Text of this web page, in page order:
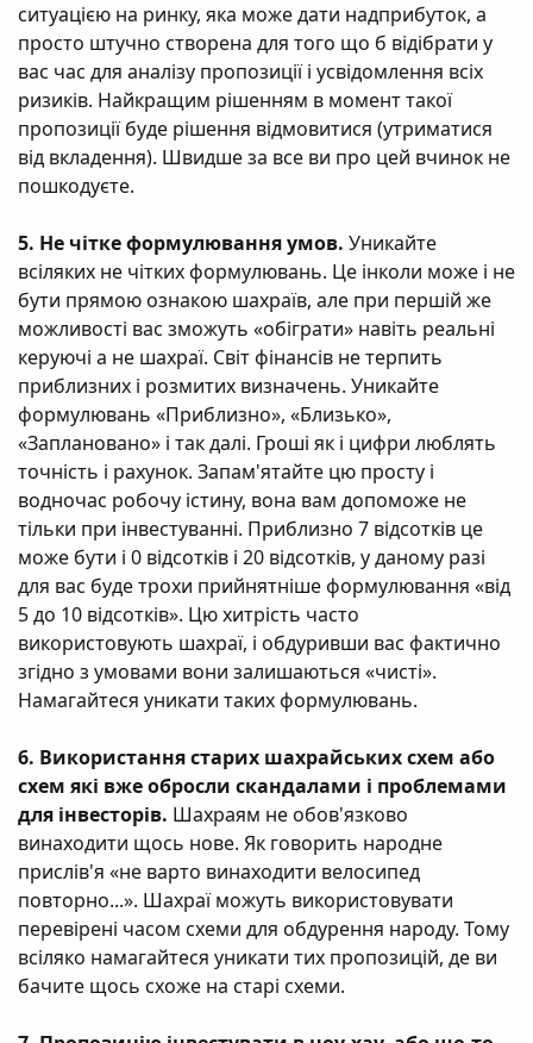
ситуацією на ринку, яка може дати надприбуток, а
просто штучно створена для того що б відібрати у
вас час для аналізу пропозиції і усвідомлення всіх
ризиків. Найкращим рішенням в момент такої
пропозиції буде рішення відмовитися (утриматися
від вкладення). Швидше за все ви про цей вчинок не
пошкодуєте.
5. Не чітке формулювання умов. Уникайте
всіляких не чітких формулювань. Це інколи може і не
бути прямою ознакою шахраїв, але при першій же
можливості вас зможуть «обіграти» навіть реальні
керуючі а не шахраї. Світ фінансів не терпить
приблизних і розмитих визначень. Уникайте
формулювань «Приблизно», «Близько»,
«Заплановано» і так далі. Гроші як і цифри люблять
точність і рахунок. Запам'ятайте цю просту і
водночас робочу істину, вона вам допоможе не
тільки при інвестуванні. Приблизно 7 відсотків це
може бути і 0 відсотків і 20 відсотків, у даному разі
для вас буде трохи прийнятніше формулювання «від
5 до 10 відсотків». Цю хитрість часто
використовують шахраї, і обдуривши вас фактично
згідно з умовами вони залишаються «чисті».
Намагайтеся уникати таких формулювань.
6. Використання старих шахрайських схем або
схем які вже обросли скандалами і проблемами
для інвесторів. Шахраям не обов'язково
винаходити щось нове. Як говорить народне
прислів'я «не варто винаходити велосипед
повторно...». Шахраї можуть використовувати
перевірені часом схеми для обдурення народу. Тому
всіляко намагайтеся уникати тих пропозицій, де ви
бачите щось схоже на старі схеми.